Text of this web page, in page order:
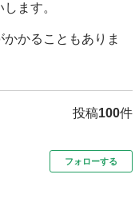
ます。
かることもありま
投稿100件
フォローする